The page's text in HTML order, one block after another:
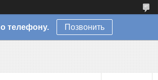
телефону. Позвонить